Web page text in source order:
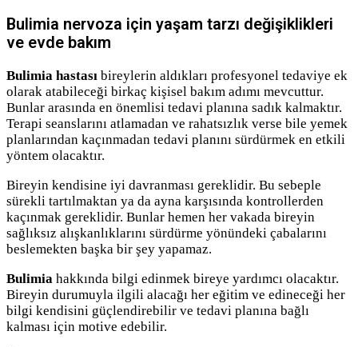
Bulimia nervoza için yaşam tarzı değişiklikleri
ve evde bakım
Bulimia hastası bireylerin aldıkları profesyonel tedaviye ek
olarak atabileceği birkaç kişisel bakım adımı mevcuttur.
Bunlar arasında en önemlisi tedavi planına sadık kalmaktır.
Terapi seanslarını atlamadan ve rahatsızlık verse bile yemek
planlarından kaçınmadan tedavi planını sürdürmek en etkili
yöntem olacaktır.
Bireyin kendisine iyi davranması gereklidir. Bu sebeple
sürekli tartılmaktan ya da ayna karşısında kontrollerden
kaçınmak gereklidir. Bunlar hemen her vakada bireyin
sağlıksız alışkanlıklarını sürdürme yönündeki çabalarını
beslemekten başka bir şey yapamaz.
Bulimia hakkında bilgi edinmek bireye yardımcı olacaktır.
Bireyin durumuyla ilgili alacağı her eğitim ve edineceği her
bilgi kendisini güçlendirebilir ve tedavi planına bağlı
kalması için motive edebilir.